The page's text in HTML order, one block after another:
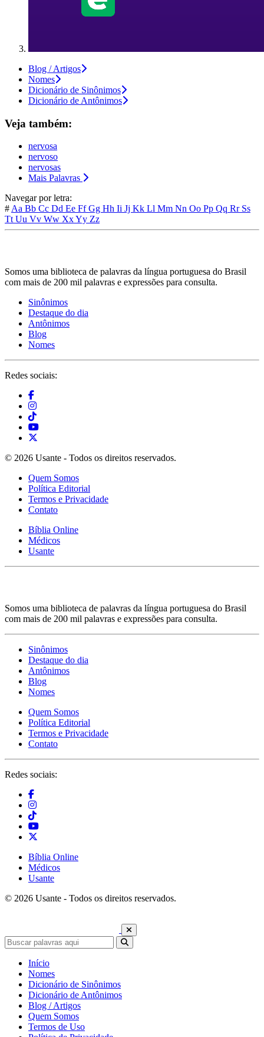
Blog / Artigos
Nomes
Dicionário de Sinônimos
Dicionário de Antônimos
Veja também:
nervosa
nervoso
nervosas
Mais Palavras
Navegar por letra:
# Aa Bb Cc Dd Ee FfGg Hh Ii Jj Kk Ll Mm Nn Oo Pp Qq Rr Ss
Tt Uu Vv Ww XxYy Zz
Somos uma biblioteca de palavras da língua portuguesa do Brasil
com mais de 200 mil palavras e expressões para consulta.
Sinônimos
Destaque do dia
Antônimos
Blog
Nomes
Redes sociais:
© 2026 Usante - Todos os direitos reservados.
Quem Somos
Política Editorial
Termos e Privacidade
Contato
Bíblia Online
Médicos
Usante
Somos uma biblioteca de palavras da língua portuguesa do Brasil
com mais de 200 mil palavras e expressões para consulta.
Sinônimos
Destaque do dia
Antônimos
Blog
Nomes
Quem Somos
Política Editorial
Termos e Privacidade
Contato
Redes sociais:
Bíblia Online
Médicos
Usante
© 2026 Usante - Todos os direitos reservados.
Início
Nomes
Dicionário de Sinônimos
Dicionário de Antônimos
Blog / Artigos
Quem Somos
Termos de Uso